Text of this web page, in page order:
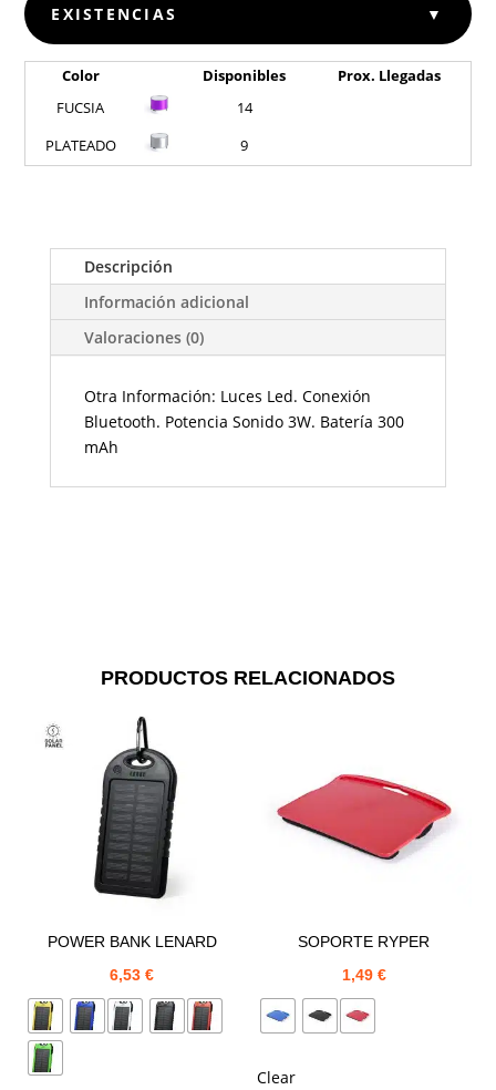
EXISTENCIAS ▼
Color Disponibles
Prox. Llegadas
FUCSIA
14
PLATEADO
9
Descripción
Información adicional
Valoraciones (0)
Otra Información: Luces Led. Conexión
Bluetooth. Potencia Sonido 3W. Batería 300
mAh
PRODUCTOS RELACIONADOS
POWER BANK LENARD
6,53€
SOPORTE RYPER
1,49 €
Clear